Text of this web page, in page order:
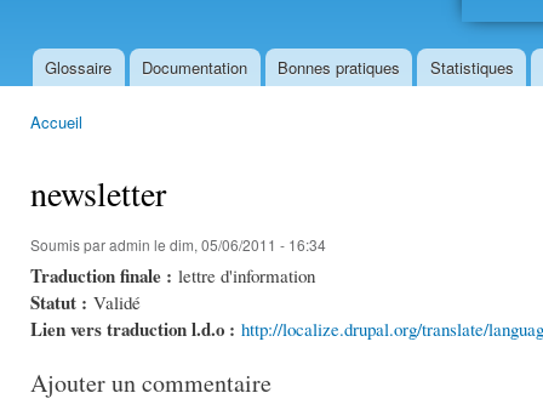
Menu principal
Glossaire Documentation Bonnes pratiques Statistiques
Accueil
newsletter
Soumis paradmin le dim, 05/06/2011 - 16:34
Traduction finale : lettre d'information
Statut : Validé
Lien vers traduction l.d.o : http://localize.drupal.org/translate/
Ajouter un commentaire